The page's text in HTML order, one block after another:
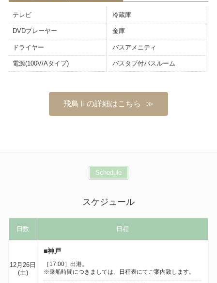
テレビ 冷蔵庫
DVDプレーヤー 金庫
ドライヤー バスアメニティ
電源(100V/Aタイプ) バスタブ付バスルーム
飛鳥Ⅱの詳細はこちら
Schedule
スケジュール
日数 日程
12月26日
(土)
■神戸
［17:00］出港。
※乗船時間につきましては、日程表にてご案内致します。